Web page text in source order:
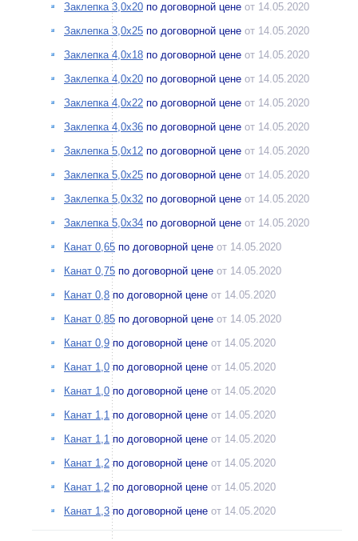
Заклепка 3,0х20 по договорной цене от 14.05.2020
Заклепка 3,0х25 по договорной цене от 14.05.2020
Заклепка 4,0х18 по договорной цене от 14.05.2020
Заклепка 4,0х20 по договорной цене от 14.05.2020
Заклепка 4,0х22 по договорной цене от 14.05.2020
Заклепка 4,0х36 по договорной цене от 14.05.2020
Заклепка 5,0х12 по договорной цене от 14.05.2020
Заклепка 5,0х25 по договорной цене от 14.05.2020
Заклепка 5,0х32 по договорной цене от 14.05.2020
Заклепка 5,0х34 по договорной цене от 14.05.2020
Канат 0,65 по договорной цене от 14.05.2020
Канат 0,75 по договорной цене от 14.05.2020
Канат 0,8 по договорной цене от 14.05.2020
Канат 0,85 по договорной цене от 14.05.2020
Канат 0,9 по договорной цене от 14.05.2020
Канат 1,0 по договорной цене от 14.05.2020
Канат 1,0 по договорной цене от 14.05.2020
Канат 1,1 по договорной цене от 14.05.2020
Канат 1,1 по договорной цене от 14.05.2020
Канат 1,2 по договорной цене от 14.05.2020
Канат 1,2 по договорной цене от 14.05.2020
Канат 1,3 по договорной цене от 14.05.2020